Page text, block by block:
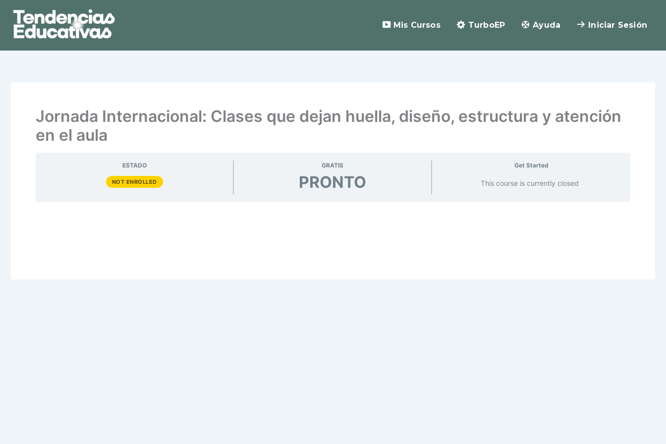
contenido
Mis Cursos TurboEP Ayuda Iniciar Sesión
Jornada Internacional: Clases que dejan huella, diseño, estructura y atención
en el aula
ESTADO
NOT ENROLLED
GRATIS
PRONTO
Get Started
This course is currently closed